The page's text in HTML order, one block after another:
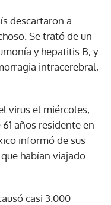
descartaron a
Se trató de un
y hepatitis B, y
intracerebral,
virus el miércoles,
años residente en
informó de sus
habían viajado
casi 3.000